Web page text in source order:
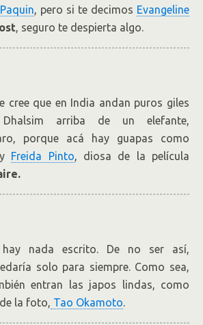
, pero si te decimos Evangeline
, seguro te despierta algo.
cree que en India andan puros giles
arriba de un elefante,
porque acá hay guapas como
Freida Pinto, diosa de la película
nada escrito. De no ser así,
solo para siempre. Como sea,
entran las japos lindas, como
la foto, Tao Okamoto.